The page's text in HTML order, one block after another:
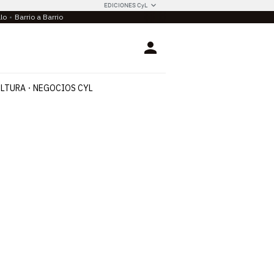
EDICIONES CyL
Barrio a Barrio
Login
NEGOCIOS CYL